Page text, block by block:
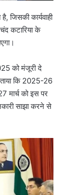
कार्यवाही
कटारिया के
को मंजूरी दे
कि 2025-26
मार्च को इस पर
साझा करने से